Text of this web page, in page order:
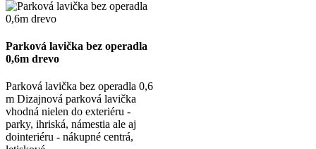
Parková lavička bez operadla
0,6m drevo
Parková lavička bez operadla 0,6
m Dizajnová parková lavička
vhodná nielen do exteriéru -
parky, ihriská, námestia ale aj
dointeriéru - nákupné centrá,